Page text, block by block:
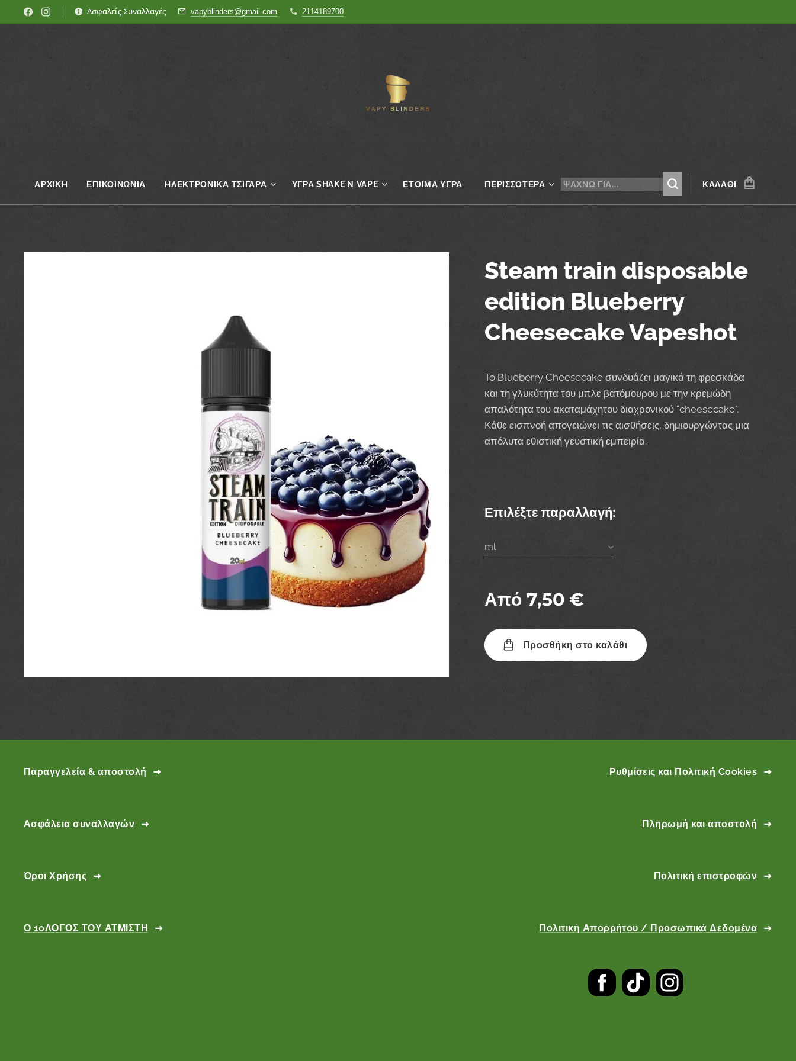
Ασφαλείς Συναλλαγές vapyblinders@gmail.com 2114189700
ΑΡΧΙΚΗ ΕΠΙΚΟΙΝΩΝΊΑ ΗΛΕΚΤΡΟΝΙΚΑ ΤΣΙΓΑΡΑ ΥΓΡΆ SHAKE N VAPE ΈΤΟΙΜΑ ΥΓΡΆ ΠΕΡΙΣΣΌΤΕΡΑ ΚΑΛΆΘΙ
Steam train disposable
edition Blueberry
Cheesecake Vapeshot
To Βlueberry Cheesecake συνδυάζει μαγικά τη φρεσκάδα
και τη γλυκύτητα του μπλε βατόμουρου με την κρεμώδη
απαλότητα του ακαταμάχητου διαχρονικού "cheesecake".
Κάθε εισπνοή απογειώνει τις αισθήσεις, δημιουργώντας μια
απόλυτα εθιστική γευστική εμπειρία.
Επιλέξτε παραλλαγή:
ml
Από7,50 €
Προσθήκη στο καλάθι
Παραγγελεία & αποστολή
Ασφάλεια συναλλαγών
Όροι Χρήσης
Ο 10ΛΟΓΟΣ ΤΟΥ ΑΤΜΙΣΤΗ
Ρυθμίσεις και Πολιτική Cookies
Πληρωμή και αποστολή
Πολιτική επιστροφών
Πολιτική Απορρήτου / Προσωπικά Δεδομένα